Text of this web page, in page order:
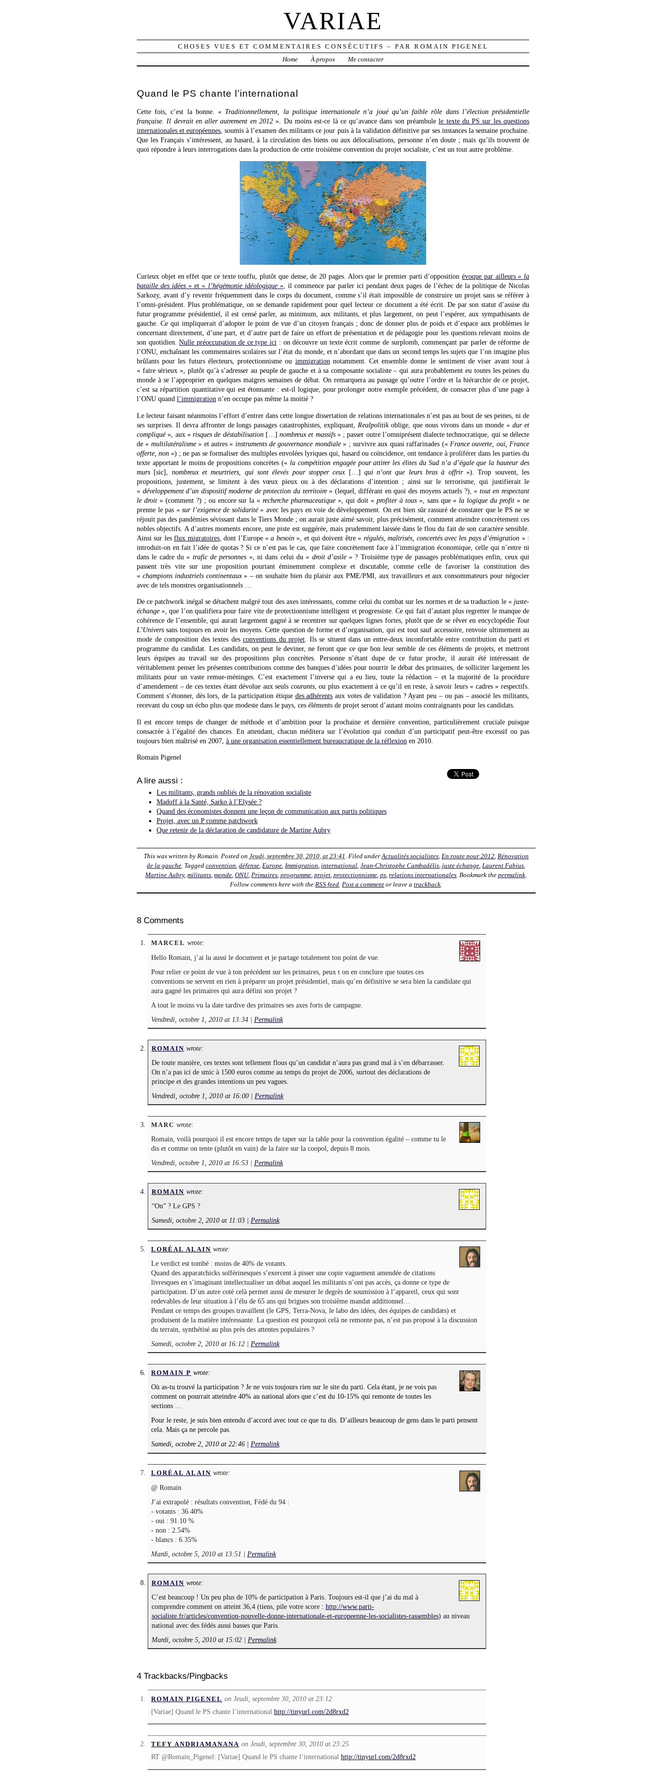
VARIAE
CHOSES VUES ET COMMENTAIRES CONSÉCUTIFS – PAR ROMAIN PIGENEL
Home
À propos Me contacter
Quand le PS chante l’international
Cette fois, c’est la bonne. « Traditionnellement, la politique internationale n’a joué qu’un faible rôle dans l’élection présidentielle
française. Il devrait en aller autrement en 2012 ». Du moins est-ce là ce qu’avance dans son préambulele texte du PS sur les questions
internationales et européennes , soumis à l’examen des militants ce jour puis à la validation définitive par ses instances la semaine prochaine.
Que les Français s’intéressent, au hasard, à la circulation des biens ou aux délocalisations, personne n’en doute ; mais qu’ils trouvent de
quoi répondre à leurs interrogations dans la production de cette troisième convention du projet socialiste, c’est un tout autre problème.
Curieux objet en effet que ce texte touffu, plutôt que dense, de 20 pages. Alors que le premier parti d’opposition évoque par ailleurs « la
bataille des idées » et « l’hégémonie idéologique», il commence par parler ici pendant deux pages de l’échec de la politique de Nicolas
Sarkozy, avant d’y revenir fréquemment dans le corps du document, comme s’il était impossible de construire un projet sans se référer à
l’omni-président. Plus problématique, on se demande rapidement pour quel lecteur ce document a été écrit. De par son statut d’assise du
futur programme présidentiel, il est censé parler, au minimum, aux militants, et plus largement, on peut l’espérer, aux sympathisants de
gauche. Ce qui impliquerait d’adopter le point de vue d’un citoyen français ; donc de donner plus de poids et d’espace aux problèmes le
concernant directement, d’une part, et d’autre part de faire un effort de présentation et de pédagogie pour les questions relevant moins de
son quotidien.Nulle préoccupation de ce type ici : on découvre un texte écrit comme de surplomb, commençant par parler de réforme de
l’ONU, enchaînant les commentaires scolaires sur l’état du monde, et n’abordant que dans un second temps les sujets que l’on imagine plus
brûlants pour les futurs électeurs, protectionnisme ou immigrationnotamment. Cet ensemble donne le sentiment de viser avant tout à
« faire sérieux », plutôt qu’à s’adresser au peuple de gauche et à sa composante socialiste – qui aura probablement eu toutes les peines du
monde à se l’approprier en quelques maigres semaines de débat. On remarquera au passage qu’outre l’ordre et la hiérarchie de ce projet,
c’est sa répartition quantitative qui est étonnante : est-il logique, pour prolonger notre exemple précédent, de consacrer plus d’une page à
l’ONU quand l’immigration n’en occupe pas même la moitié ?
Le lecteur faisant néanmoins l’effort d’entrer dans cette longue dissertation de relations internationales n’est pas au bout de ses peines, ni de
ses surprises. Il devra affronter de longs passages catastrophistes, expliquant, Realpolitikoblige, que nous vivons dans un monde «dur et
compliqué», aux « risques de déstabilisation[…] nombreux et massifs» ; passer outre l’omniprésent dialecte technocratique, qui se délecte
de « multilatéralisme» et autres « instruments de gouvernance mondiale» ; survivre aux quasi raffarinades (« France ouverte, oui, France
offerte, non ») ; ne pas se formaliser des multiples envolées lyriques qui, hasard ou coïncidence, ont tendance à proliférer dans les parties du
texte apportant le moins de propositions concrètes (« la compétition engagée pour attirer les élites du Sud n’a d’égale que la hauteur des
murs [sic], nombreux et meurtriers, qui sont élevés pour stopper ceux […] qui n’ont que leurs bras à offrir»). Trop souvent, les
propositions, justement, se limitent à des vœux pieux ou à des déclarations d’intention ; ainsi sur le terrorisme, qui justifierait le
« développement d’un dispositif moderne de protection du territoire» (lequel, différant en quoi des moyens actuels ?), « tout en respectant
le droit» (comment ?) ; ou encore sur la «recherche pharmaceutique », qui doit « profiter à tous», sans que « la logique du profit » ne
prenne le pas «sur l’exigence de solidarité» avec les pays en voie de développement. On est bien sûr rassuré de constater que le PS ne se
réjouit pas des pandémies sévissant dans le Tiers Monde ; on aurait juste aimé savoir, plus précisément, comment atteindre concrètement ces
nobles objectifs. A d’autres moments encore, une piste est suggérée, mais prudemment laissée dans le flou du fait de son caractère sensible.
Ainsi sur lesflux migratoires, dont l’Europe «a besoin», et qui doivent être « régulés, maîtrisés, concertés avec les pays d’émigration » :
introduit-on en fait l’idée de quotas ? Si ce n’est pas le cas, que faire concrètement face à l’immigration économique, celle qui n’entre ni
dans le cadre du « trafic de personnes », ni dans celui du « droit d’asile» ? Troisième type de passages problématiques enfin, ceux qui
passent très vite sur une proposition pourtant éminemment complexe et discutable, comme celle de favoriser la constitution des
« champions industriels continentaux» – on souhaite bien du plaisir aux PME/PMI, aux travailleurs et aux consommateurs pour négocier
avec de tels monstres organisationnels …
De ce patchwork inégal se détachent malgré tout des axes intéressants, comme celui du combat sur les normes et de sa traduction le « juste-
échange », que l’on qualifiera pour faire vite de protectionnisme intelligent et progressiste. Ce qui fait d’autant plus regretter le manque de
cohérence de l’ensemble, qui aurait largement gagné à se recentrer sur quelques lignes fortes, plutôt que de se rêver en encyclopédie Tout
L’Univers sans toujours en avoir les moyens. Cette question de forme et d’organisation, qui est tout sauf accessoire, renvoie ultimement au
mode de composition des textes des conventions du projet. Ils se situent dans un entre-deux inconfortable entre contribution du parti et
programme du candidat. Les candidats, on peut le deviner, ne feront que ce que bon leur semble de ces éléments de projets, et mettront
leurs équipes au travail sur des propositions plus concrètes. Personne n’étant dupe de ce futur proche, il aurait été intéressant de
véritablement penser les présentes contributions comme des banques d’idées pour nourrir le débat des primaires, de solliciter largement les
militants pour un vaste remue-méninges. C’est exactement l’inverse qui a eu lieu, toute la rédaction – et la majorité de la procédure
d’amendement – de ces textes étant dévolue aux seuls courants, ou plus exactement à ce qu’il en reste, à savoir leurs « cadres » respectifs.
Comment s’étonner, dès lors, de la participation étique des adhérents aux votes de validation ? Ayant peu – ou pas – associé les militants,
recevant du coup un écho plus que modeste dans le pays, ces éléments de projet seront d’autant moins contraignants pour les candidats.
Il est encore temps de changer de méthode et d’ambition pour la prochaine et dernière convention, particulièrement cruciale puisque
consacrée à l’égalité des chances. En attendant, chacun méditera sur l’évolution qui conduit d’un participatif peut-être excessif ou pas
toujours bien maîtrisé en 2007, à une organisation essentiellement bureaucratique de la réflexion en 2010.
Romain Pigenel
A lire aussi :
Les militants, grands oubliés de la rénovation socialiste
Madoff à la Santé, Sarko à l’Elysée ?
Quand des économistes donnent une leçon de communication aux partis politiques
Projet, avec un P comme patchwork
Que retenir de la déclaration de candidature de Martine Aubry
This was written by Romain. Posted on Jeudi, septembre 30, 2010, at 23:41. Filed underActualités socialistes, En route pour 2012, Rénovation
de la gauche. Taggedconvention,défense,Europe,Immigration,international,Jean-Christophe Cambadélis, juste échange,Laurent Fabius,
Martine Aubry,militants,monde,ONU,Primaires,programme,projet,protectionnisme,ps,relations internationales. Bookmark thepermalink.
Follow comments here with theRSS feed.Post a comment or leave atrackback.
8 Comments
MARCEL wrote:
Hello Romain, j’ai lu aussi le document et je partage totalement ton point de vue.
Pour relier ce point de vue à ton précédent sur les primaires, peux t on en conclure que toutes ces
conventions ne servent en rien à préparer un projet présidentiel, mais qu’en définitive se sera bien la candidate qui
aura gagné les primaires qui aura défini son projet ?
A tout le moins vu la date tardive des primaires ses axes forts de campagne.
Vendredi, octobre 1, 2010 at 13:34 | Permalink
ROMAIN wrote:
De toute manière, ces textes sont tellement flous qu’un candidat n’aura pas grand mal à s’en débarrasser.
On n’a pas ici de smic à 1500 euros comme au temps du projet de 2006, surtout des déclarations de
principe et des grandes intentions un peu vagues.
Vendredi, octobre 1, 2010 at 16:00 | Permalink
MARC wrote:
Romain, voilà pourquoi il est encore temps de taper sur la table pour la convention égalité – comme tu le
dis et comme on tente (plutôt en vain) de la faire sur la coopol, depuis 8 mois.
Vendredi, octobre 1, 2010 at 16:53 | Permalink
ROMAIN wrote:
“On” ? Le GPS ?
Samedi, octobre 2, 2010 at 11:03 | Permalink
LORÉAL ALAIN wrote:
Le verdict est tombé : moins de 40% de votants.
Quand des apparatchicks solférinesques s’exercent à pisser une copie vaguement amendée de citations
livresques en s’imaginant intellectualiser un débat auquel les militants n’ont pas accès, ça donne ce type de
participation. D’un autre coté celà permet aussi de mesurer le degrès de soumission à l’appareil, ceux qui sont
redevables de leur situation à l’élu de 65 ans qui brigues son troisième mandat additionnel…
Pendant ce temps des groupes travaillent (le GPS, Terra-Nova, le labo des idées, des équipes de candidats) et
produisent de la matière intéressante. La question est pourquoi celà ne remonte pas, n’est pas proposé à la discussion
du terrain, synthétisé au plus près des attentes populaires ?
Samedi, octobre 2, 2010 at 16:12 | Permalink
ROMAIN P wrote:
Où as-tu trouvé la participation ? Je ne vois toujours rien sur le site du parti. Cela étant, je ne vois pas
comment on pourrait atteindre 40% au national alors que c’est du 10-15% qui remonte de toutes les
sections …
Pour le reste, je suis bien entendu d’accord avec tout ce que tu dis. D’ailleurs beaucoup de gens dans le parti pensent
cela. Mais ça ne percole pas.
Samedi, octobre 2, 2010 at 22:46 | Permalink
LORÉAL ALAIN wrote:
@ Romain
J’ai extrapolé : résultats convention, Fédé du 94 :
- votants : 36.40%
- oui : 91.10 %
- non : 2.54%
- blancs : 6.35%
Mardi, octobre 5, 2010 at 13:51 | Permalink
ROMAIN wrote:
C’est beaucoup ! Un peu plus de 10% de participation à Paris. Toujours est-il que j’ai du mal à
comprendre comment on atteint 36,4 (tiens, pile votre score : http://www.parti-
socialiste.fr/articles/convention-nouvelle-donne-internationale-et-europeenne-les-socialistes-rassembles) au niveau
national avec des fédés aussi basses que Paris.
Mardi, octobre 5, 2010 at 15:02 | Permalink
4 Trackbacks/Pingbacks
ROMAIN PIGENEL on Jeudi, septembre 30, 2010 at 23:12
[Variae] Quand le PS chante l’international http://tinyurl.com/2d8rxd2
TEFY ANDRIAMANANA on Jeudi, septembre 30, 2010 at 23:25
RT @Romain_Pigenel: [Variae] Quand le PS chante l’international http://tinyurl.com/2d8rxd2